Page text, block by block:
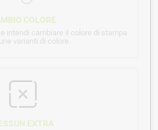
COLORE
intendi cambiare il colore di stampa
varianti di colore.
EXTRA